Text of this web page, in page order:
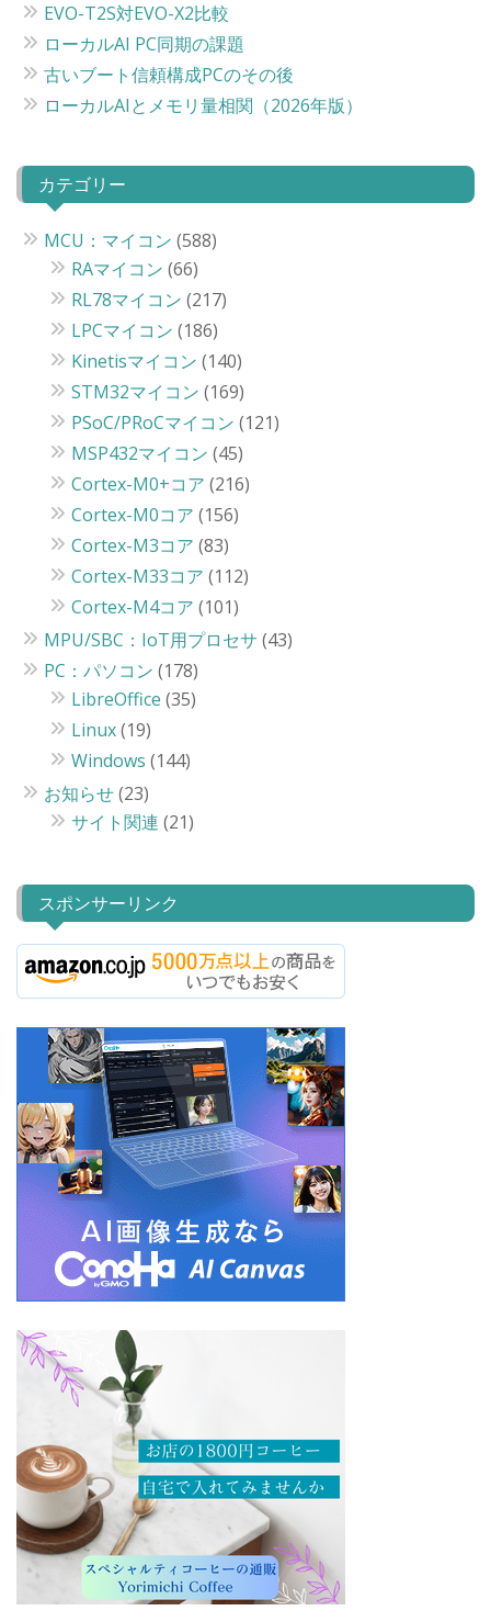
EVO-T2S対EVO-X2比較
ローカルAI PC同期の課題
古いブート信頼構成PCのその後
ローカルAIとメモリ量相関（2026年版）
カテゴリー
MCU：マイコン (588)
RAマイコン (66)
RL78マイコン (217)
LPCマイコン (186)
Kinetisマイコン (140)
STM32マイコン (169)
PSoC/PRoCマイコン (121)
MSP432マイコン (45)
Cortex-M0+コア (216)
Cortex-M0コア (156)
Cortex-M3コア (83)
Cortex-M33コア (112)
Cortex-M4コア (101)
MPU/SBC：IoT用プロセサ (43)
PC：パソコン (178)
LibreOffice (35)
Linux(19)
Windows (144)
お知らせ(23)
サイト関連 (21)
スポンサーリンク